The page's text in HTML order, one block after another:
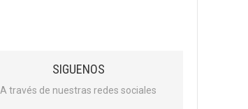
SIGUENOS
A través de nuestras redes sociales